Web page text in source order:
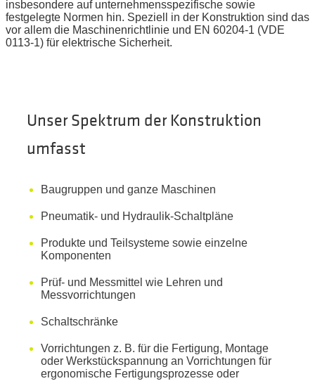
insbesondere auf unternehmensspezifische sowie
festgelegte Normen hin. Speziell in der Konstruktion sind das
vor allem die Maschinenrichtlinie und EN 60204-1 (VDE
0113-1) für elektrische Sicherheit.
Unser Spektrum der Konstruktion
umfasst
Baugruppen und ganze Maschinen
Pneumatik- und Hydraulik-Schaltpläne
Produkte und Teilsysteme sowie einzelne
Komponenten
Prüf- und Messmittel wie Lehren und
Messvorrichtungen
Schaltschränke
Vorrichtungen z. B. für die Fertigung, Montage
oder Werkstückspannung an Vorrichtungen für
ergonomische Fertigungsprozesse oder